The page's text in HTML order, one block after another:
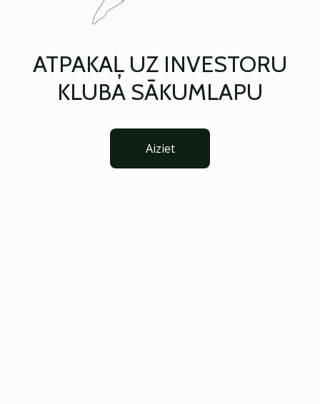
ATPAKAĻ UZ INVESTORU
KLUBA SĀKUMLAPU
Aiziet